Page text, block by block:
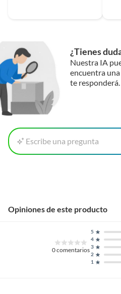
¿Tienes
Nuestra IA
encuentra
te responderá.
Escribe una pregunta
Opiniones de este producto
0comentarios
1
2
3
4
5